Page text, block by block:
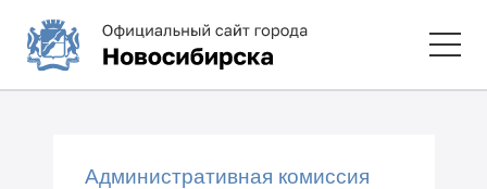
Административная комиссия